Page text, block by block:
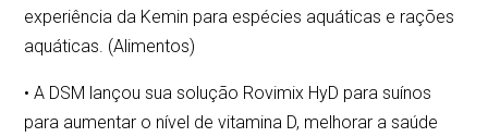
experiência da Kemin para espécies aquáticas e rações
aquáticas. (Alimentos)
• A DSM lançou sua solução Rovimix HyD para suínos
para aumentar o nível de vitamina D, melhorar a saúde